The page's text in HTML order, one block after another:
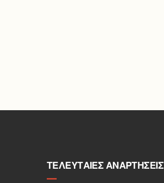
ΤΕΛΕΥΤΑΊΕΣ ΑΝΑΡΤΉΣΕΙΣ